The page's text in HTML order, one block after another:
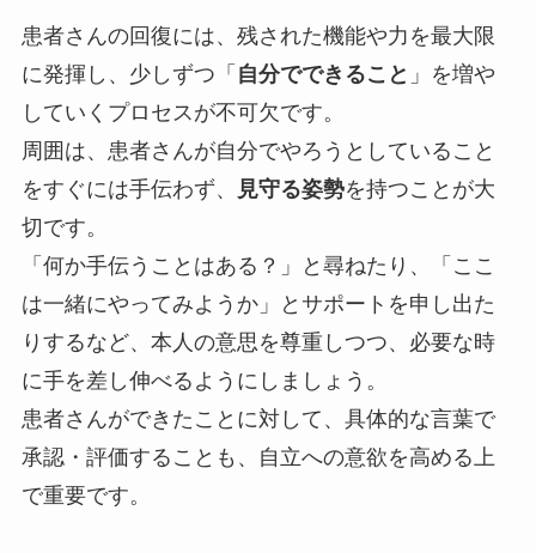
患者さんの回復には、残された機能や力を最大限
に発揮し、少しずつ「 自分でできること 」を増や
していくプロセスが不可欠です。
周囲は、患者さんが自分でやろうとしていること
をすぐには手伝わず、
見守る姿勢を持つことが大
切です。
「何か手伝うことはある？」と尋ねたり、「ここ
は一緒にやってみようか」とサポートを申し出た
りするなど、本人の意思を尊重しつつ、必要な時
に手を差し伸べるようにしましょう。
患者さんができたことに対して、具体的な言葉で
承認・評価することも、自立への意欲を高める上
で重要です。